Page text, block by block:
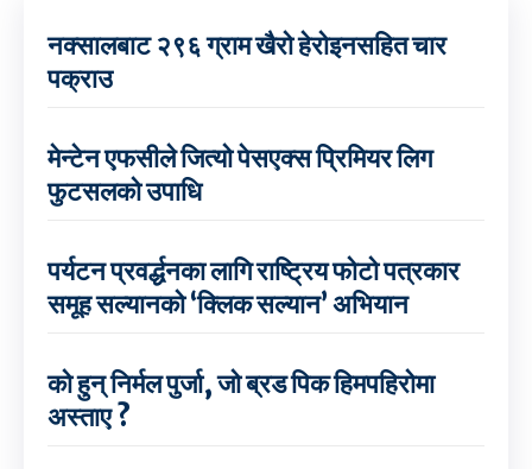
नक्सालबाट २९६ ग्राम खैरो हेरोइनसहित चार
पक्राउ
मेन्टेन एफसीले जित्यो पेसएक्स प्रिमियर लिग
फुटसलको उपाधि
पर्यटन प्रवर्द्धनका लागि राष्ट्रिय फोटो पत्रकार
समूह सल्यानको ‘क्लिक सल्यान’ अभियान
को हुन् निर्मल पुर्जा, जो ब्रड पिक हिमपहिरोमा
अस्ताए ?